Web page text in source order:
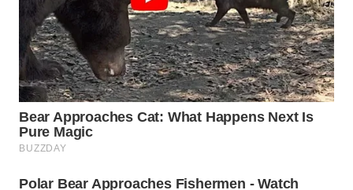
UTARA
WN
SAMOSIR
PADANG
LAWAS
WN